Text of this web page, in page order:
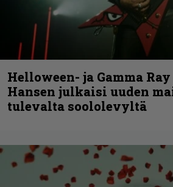
Helloween- ja Gamma
Hansen julkaisi uuden
tulevalta soololevyltä